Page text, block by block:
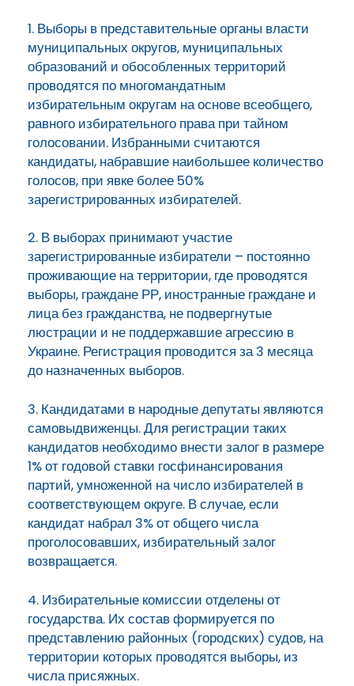
1. Выборы в представительные органы власти
муниципальных округов, муниципальных
образований и обособленных территорий
проводятся по многомандатным
избирательным округам на основе всеобщего,
равного избирательного права при тайном
голосовании. Избранными считаются
кандидаты, набравшие наибольшее количество
голосов, при явке более 50%
зарегистрированных избирателей.
2. В выборах принимают участие
зарегистрированные избиратели – постоянно
проживающие на территории, где проводятся
выборы, граждане РР, иностранные граждане и
лица без гражданства, не подвергнутые
люстрации и не поддержавшие агрессию в
Украине. Регистрация проводится за 3 месяца
до назначенных выборов.
3. Кандидатами в народные депутаты являются
самовыдвиженцы. Для регистрации таких
кандидатов необходимо внести залог в размере
1% от годовой ставки госфинансирования
партий, умноженной на число избирателей в
соответствующем округе. В случае, если
кандидат набрал 3% от общего числа
проголосовавших, избирательный залог
возвращается.
4. Избирательные комиссии отделены от
государства. Их состав формируется по
представлению районных (городских) судов, на
территории которых проводятся выборы, из
числа присяжных.